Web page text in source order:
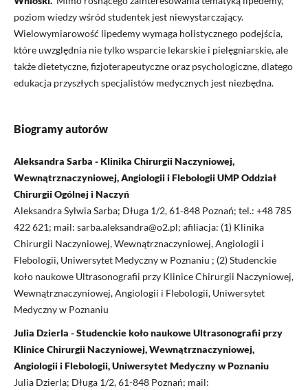
poziom wiedzy wśród studentek jest niewystarczający.
Wielowymiarowość lipedemy wymaga holistycznego podejścia,
które uwzględnia nie tylko wsparcie lekarskie i pielęgniarskie, ale
także dietetyczne, fizjoterapeutyczne oraz psychologiczne, dlatego
edukacja przyszłych specjalistów medycznych jest niezbędna.
Biogramy autorów
Aleksandra Sarba - Klinika Chirurgii Naczyniowej,
Wewnątrznaczyniowej, Angiologii i Flebologii UMP Oddział
Chirurgii Ogólnej i Naczyń
Aleksandra Sylwia Sarba; Długa 1/2, 61-848 Poznań; tel.: +48 785
422 621; mail: sarba.aleksandra@o2.pl; afiliacja: (1) Klinika
Chirurgii Naczyniowej, Wewnątrznaczyniowej, Angiologii i
Flebologii, Uniwersytet Medyczny w Poznaniu ; (2) Studenckie
koło naukowe Ultrasonografii przy Klinice Chirurgii Naczyniowej,
Wewnątrznaczyniowej, Angiologii i Flebologii, Uniwersytet
Medyczny w Poznaniu
Julia Dzierla - Studenckie koło naukowe Ultrasonografii przy
Klinice Chirurgii Naczyniowej, Wewnątrznaczyniowej,
Angiologii i Flebologii, Uniwersytet Medyczny w Poznaniu
Julia Dzierla; Długa 1/2, 61-848 Poznań; mail: